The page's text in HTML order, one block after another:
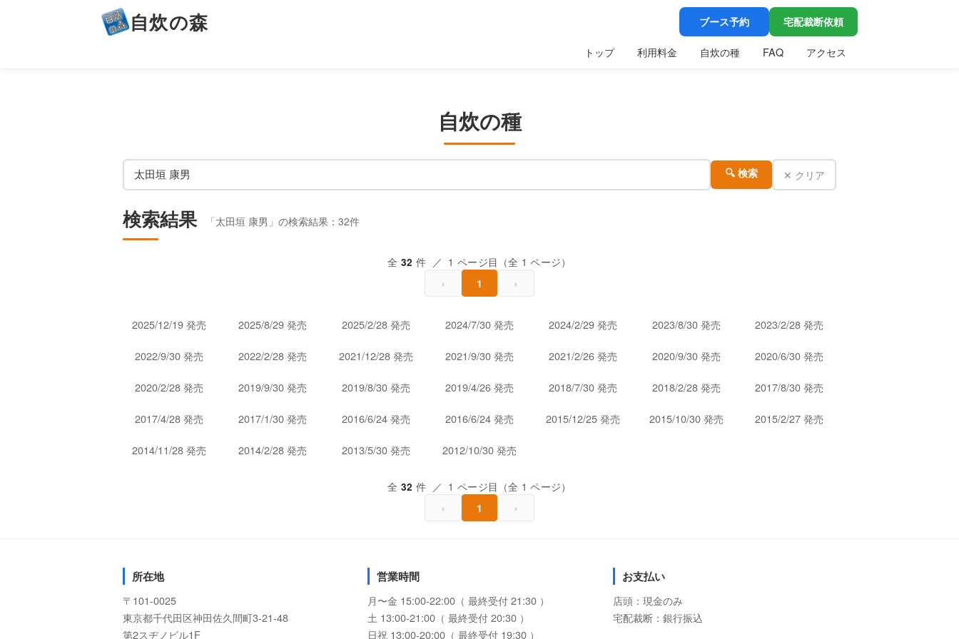
自炊の森 ブース予約 宅配裁断依頼
トップ 利用料金 自炊の種 FAQ アクセス
自炊の種
🔍 検索 ✕ クリア
検索結果 「太田垣 康男」の検索結果：32件
全 32 件 ／ 1 ページ目（全 1 ページ）
‹ 1 ›
2025/12/19 発売 2025/8/29 発売 2025/2/28 発売 2024/7/30 発売 2024/2/29 発売 2023/8/30 発売 2023/2/28 発売
2022/9/30 発売 2022/2/28 発売 2021/12/28 発売 2021/9/30 発売 2021/2/26 発売 2020/9/30 発売 2020/6/30 発売
2020/2/28 発売 2019/9/30 発売 2019/8/30 発売 2019/4/26 発売 2018/7/30 発売 2018/2/28 発売 2017/8/30 発売
2017/4/28 発売 2017/1/30 発売 2016/6/24 発売 2016/6/24 発売 2015/12/25 発売 2015/10/30 発売 2015/2/27 発売
2014/11/28 発売 2014/2/28 発売 2013/5/30 発売 2012/10/30 発売
全 32 件 ／ 1 ページ目（全 1 ページ）
‹ 1 ›
所在地
〒101-0025
東京都千代田区神田佐久間町3-21-48
第2スヂノビル1F
営業時間
月〜金 15:00-22:00（ 最終受付 21:30 ）
土 13:00-21:00（ 最終受付 20:30 ）
日祝 13:00-20:00（ 最終受付 19:30 ）
お支払い
店頭：現金のみ
宅配裁断：銀行振込